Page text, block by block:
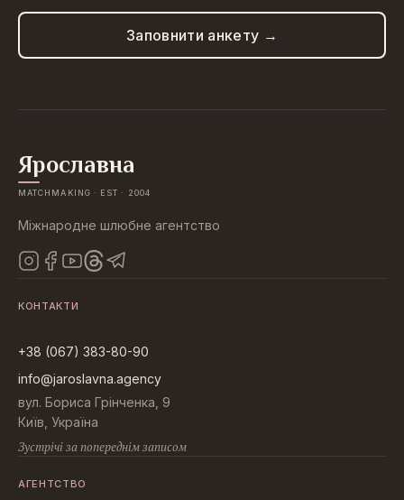
Заповнити анкету →
Ярославна
MATCHMAKING · EST · 2004
Міжнародне шлюбне агентство
КОНТАКТИ
+38 (067) 383-80-90
info@jaroslavna.agency
вул. Бориса Грінченка, 9
Київ, Україна
Зустрічі за попереднім записом
АГЕНТСТВО